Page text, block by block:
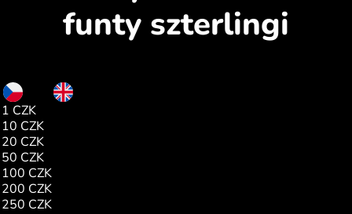
funty szterlingi
CZK
1 CZK
10 CZK
20 CZK
50 CZK
100 CZK
200 CZK
250 CZK